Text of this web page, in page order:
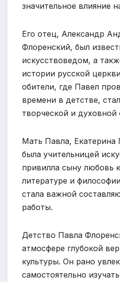
значительное влияние
Его отец, Александр
Флоренский, был
искусствоведом, а
истории русской
обители, где Павел
времени в детстве,
творческой и духовной
Мать Павла, Екатерина
была учительницей
привилла сыну любовь
литературе и
стала важной
работы.
Детство Павла
атмосфере глубокой
культуры. Он рано
самостоятельно